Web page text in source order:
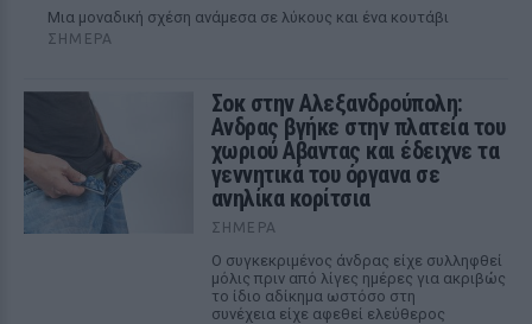
Μια μοναδική σχέση ανάμεσα σε λύκους και ένα κουτάβι
ΣΉΜΕΡΑ
Σοκ στην Αλεξανδρούπολη:
Ανδρας βγήκε στην πλατεία του
χωριού Αβαντας και έδειχνε τα
γεννητικά του όργανα σε
ανηλίκα κορίτσια
ΣΉΜΕΡΑ
Ο συγκεκριμένος άνδρας είχε συλληφθεί
μόλις πριν από λίγες ημέρες για ακριβώς
το ίδιο αδίκημα ωστόσο στη
συνέχεια είχε αφεθεί ελεύθερος